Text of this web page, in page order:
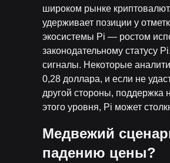
широком рынке
удерживает позиции у
экосистемы Pi — ростом
законодательному статусу
сигналы. Некоторые
0,28 доллара, и если не
другой стороны, поддержка
этого уровня, Pi может
Медвежий
падению цены?